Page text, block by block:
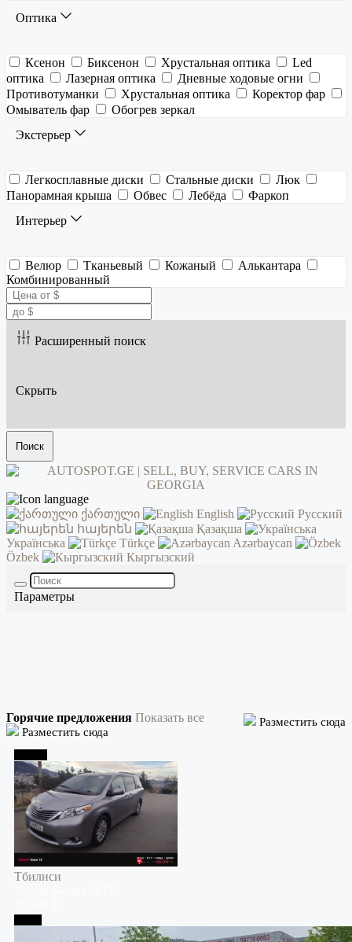
Оптика
Ксенон Биксенон Хрустальная оптика
Led
оптика
Лазерная оптика
Дневные ходовые огни
Противотуманки
Хрустальная оптика
Коректор фар
Омыватель фар
Обогрев зеркал
Экстерьер
Легкосплавные диски Стальные диски
Люк
Панорамная крыша
Обвес Лебёда
Фаркоп
Интерьер
Велюр Тканьевый Кожаный
Алькантара
Комбинированный
Расширенный поиск
Скрыть
Поиск
ქართული English
Русский
հայերեն
Қазақша
Українська
Türkçe
Azərbaycan
Özbek
Кыргызский
Параметры
Горячие предложения Показать все
Разместить сюда
Разместить сюда
Тбилиси